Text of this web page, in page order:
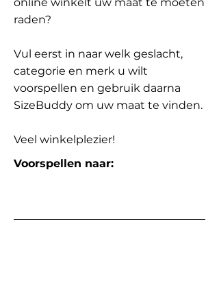
raden?
Vul eerst in naar welk geslacht,
categorie en merk u wilt
voorspellen en gebruik daarna
SizeBuddy om uw maat te vinden.
Veel winkelplezier!
Voorspellen naar: